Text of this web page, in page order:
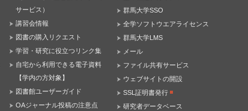
サービス）
講習会情報
図書の購入リクエスト
学習・研究に役立つリンク集
自宅から利用できる電子資料
【学内の方対象】
図書館ユーザーガイド
OAジャーナル投稿の注意点
群馬大学SSO
全学ソフトウエアライセンス
群馬大学LMS
メール
ファイル共有サービス
ウェブサイトの開設
SSL証明書発行
研究者データベース